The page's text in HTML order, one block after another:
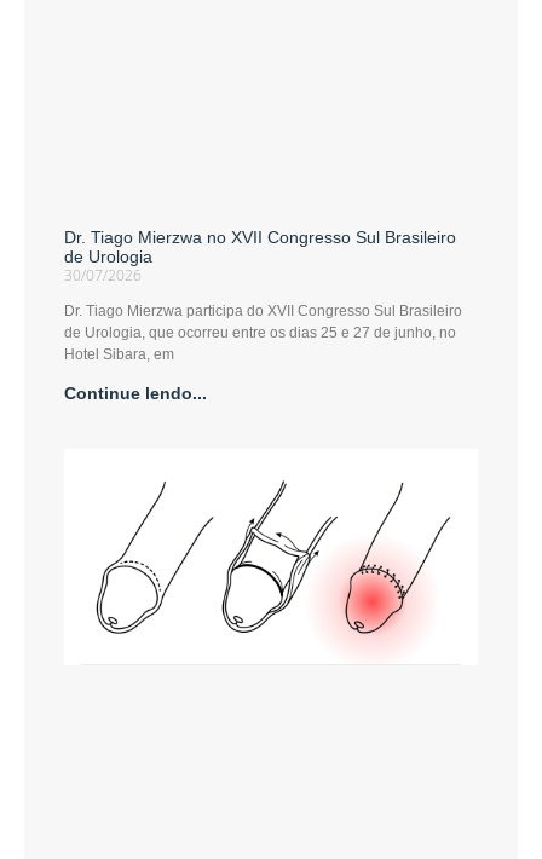
Dr. Tiago Mierzwa no XVII Congresso Sul Brasileiro
de Urologia
30/07/2026
Dr. Tiago Mierzwa participa do XVII Congresso Sul Brasileiro
de Urologia, que ocorreu entre os dias 25 e 27 de junho, no
Hotel Sibara, em
Continue lendo...